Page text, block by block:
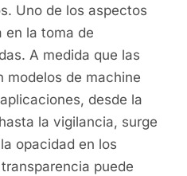
Uno de los aspectos
en la toma de
A medida que las
modelos de machine
desde la
la vigilancia, surge
opacidad en los
puede